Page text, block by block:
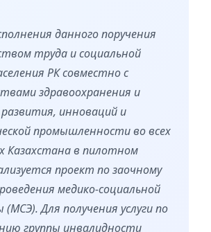
данного поручения
труда и социальной
РК совместно с
здравоохранения и
инноваций и
промышленности во всех
Казахстана в пилотном
проект по заочному
медико-социальной
(МСЭ). Для получения услуги по
группы инвалидности